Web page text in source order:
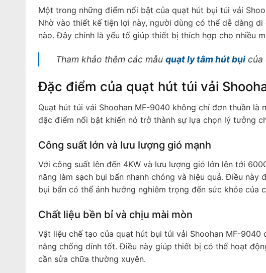
Một trong những điểm nổi bật của quạt hút bụi túi vải
Nhờ vào thiết kế tiện lợi này, người dùng có thể dễ dàng
nào. Đây chính là yếu tố giúp thiết bị thích hợp cho nhiều
Tham khảo thêm các mẫu quạt ly tâm hút bụicủa
Đặc điểm của quạt hút túi vải
Quạt hút túi vải Shoohan MF-9040 không chỉ đơn thuần
đặc điểm nổi bật khiến nó trở thành sự lựa chọn lý tưởng
Công suất lớn và lưu lượng gió mạnh
Với công suất lên đến 4KW và lưu lượng gió lớn lên tới
năng làm sạch bụi bẩn nhanh chóng và hiệu quả. Điều
bụi bẩn có thể ảnh hưởng nghiêm trọng đến sức khỏe của
Chất liệu bền bỉ và chịu mài mòn
Vật liệu chế tạo của quạt hút bụi túi vải Shoohan MF-
năng chống dính tốt. Điều này giúp thiết bị có thể hoạt
cần sửa chữa thường xuyên.